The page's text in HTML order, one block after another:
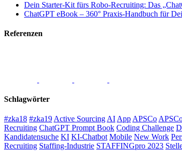
Dein Starter-Kit fürs Robo-Recruiting: Das
ChatGPT eBook – 360° Praxis-Handbuch für
Referenzen
Schlagwörter
#zka18 #zka19 Active Sourcing AI App APSCo
Recruiting ChatGPT Prompt Book Coding Challenge
Kandidatensuche KI KI-Chatbot Mobile New Work
Recruiting Staffing-Industrie STAFFINGpro 2023